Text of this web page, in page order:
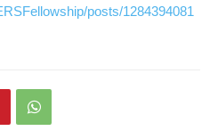
posts/1284394081